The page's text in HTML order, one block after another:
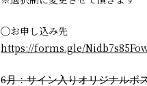
◯お申し込み先
https://forms.gle/
6月：サイン入りオリジナル